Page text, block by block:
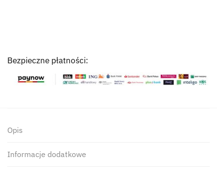
Bezpieczne płatności:
Opis
Informacje dodatkowe